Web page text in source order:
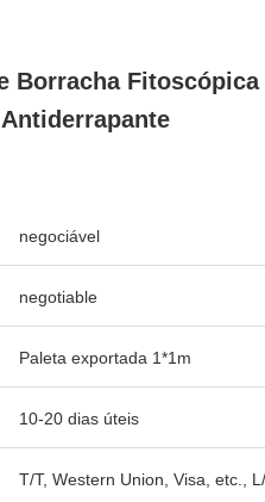
Borracha Fitoscópica
negociável
negotiable
Paleta exportada 1*1m
10-20 dias úteis
T/T, Western Union, Visa, etc.,